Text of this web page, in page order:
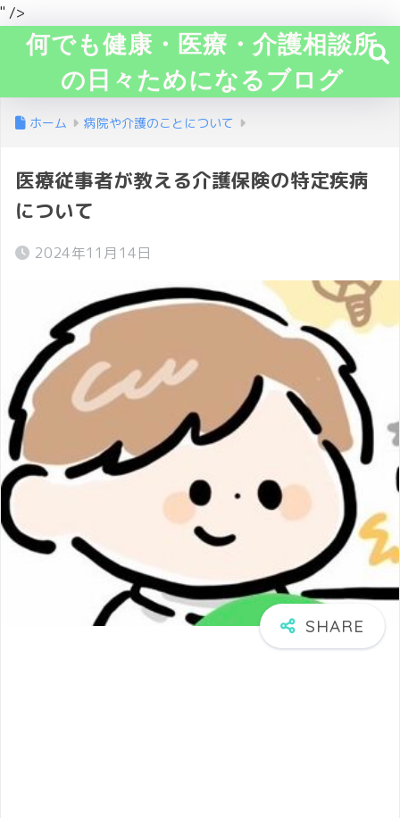
" />
何でも健康・医療・介護相談所
の日々ためになるブログ
ホーム 病院や介護のことについて
医療従事者が教える介護保険の特定疾病
について
2024年11月14日